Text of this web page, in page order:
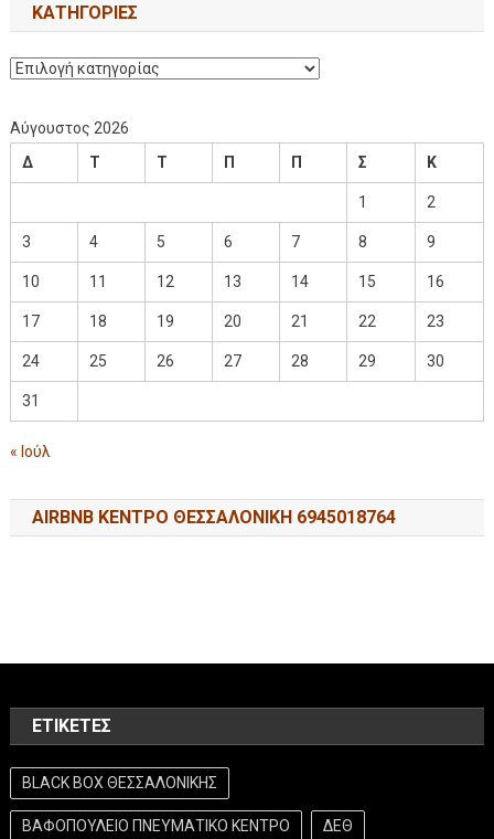
KΑΤΗΓΟΡΊΕΣ
Αύγουστος 2026
Δ
Τ Τ Π Π Σ Κ
1 2
3 4 5 6 7 8 9
10 11 12 13 14 15 16
17 18 19 20 21 22 23
24 25 26 27 28 29 30
31
« Ιούλ
AIRBNB ΚΕΝΤΡΟ ΘΕΣΣΑΛΟΝΙΚΗ 6945018764
ΕΤΙΚΈΤΕΣ
BLACK BOX ΘΕΣΣΑΛΟΝΙΚΗΣ
ΒΑΦΟΠΟΥΛΕΙΟ ΠΝΕΥΜΑΤΙΚΟ ΚΕΝΤΡΟ ΔΕΘ